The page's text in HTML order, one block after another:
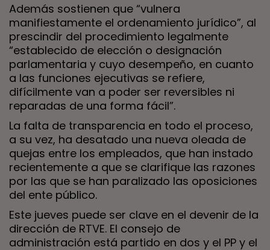
Además sostienen que “vulnera
manifiestamente el ordenamiento jurídico”, al
prescindir del procedimiento legalmente
“establecido de elección o designación
parlamentaria y cuyo desempeño, en cuanto
a las funciones ejecutivas se refiere,
difícilmente van a poder ser reversibles ni
reparadas de una forma fácil”.
La falta de transparencia en todo el proceso,
a su vez, ha desatado una nueva oleada de
quejas entre los empleados, que han instado
recientemente a que se clarifique las razones
por las que se han paralizado las oposiciones
del ente público.
Este jueves puede ser clave en el devenir de la
dirección de RTVE. El consejo de
administración está partido en dos y el PP y el